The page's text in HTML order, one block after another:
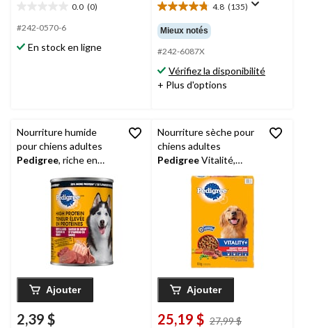
0.0 (0)
étoile(s)
5.
#242-0570-6
En stock en ligne
4.8 (135)
4.8
étoile(s)
sur
5.
135
évaluations
Mieux notés
#242-6087X
Vérifiez la disponibilité
+ Plus d'options
Nourriture humide
pour chiens adultes
Pedigree, riche en
agneau en sauce, 375 g
Ajouter
2,39 $
Nourriture sèche pour
chiens adultes
PedigreeVitalité,
saveur de boeuf
copieux et légumes, 8
Ajouter
25,19 $ 27,99 $